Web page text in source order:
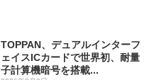
TOPPAN、デュアルインターフ
ェイスICカードで世界初、耐量
子計算機暗号を搭載...